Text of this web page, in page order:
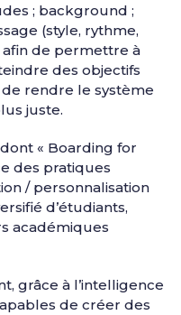
; background ;
(style, rythme,
de permettre à
des objectifs
rendre le système
juste.
« Boarding for
des pratiques
/ personnalisation
d’étudiants,
académiques
grâce à l’intelligence
de créer des